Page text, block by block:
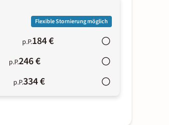
Flexible Stornierung möglich
p.P.184 €
p.P.246 €
p.P.334 €